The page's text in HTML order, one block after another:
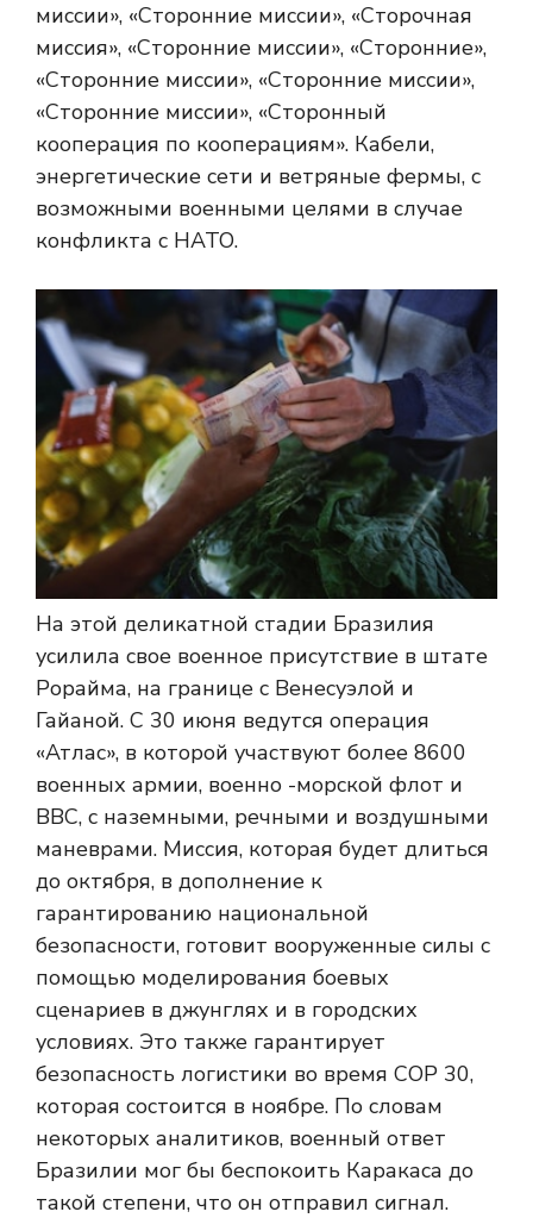
миссии», «Сторонние миссии», «Сторочная
миссия», «Сторонние миссии», «Сторонние»,
«Сторонние миссии», «Сторонние миссии»,
«Сторонние миссии», «Сторонный
кооперация по кооперациям». Кабели,
энергетические сети и ветряные фермы, с
возможными военными целями в случае
конфликта с НАТО.
На этой деликатной стадии Бразилия
усилила свое военное присутствие в штате
Рорайма, на границе с Венесуэлой и
Гайаной. С 30 июня ведутся операция
«Атлас», в которой участвуют более 8600
военных армии, военно -морской флот и
ВВС, с наземными, речными и воздушными
маневрами. Миссия, которая будет длиться
до октября, в дополнение к
гарантированию национальной
безопасности, готовит вооруженные силы с
помощью моделирования боевых
сценариев в джунглях и в городских
условиях. Это также гарантирует
безопасность логистики во время COP 30,
которая состоится в ноябре. По словам
некоторых аналитиков, военный ответ
Бразилии мог бы беспокоить Каракаса до
такой степени, что он отправил сигнал.